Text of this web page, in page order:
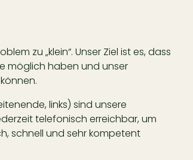
zu „klein“. Unser Ziel ist es, dass
möglich haben und unser
links) sind unsere
telefonisch erreichbar, um
schnell und sehr kompetent